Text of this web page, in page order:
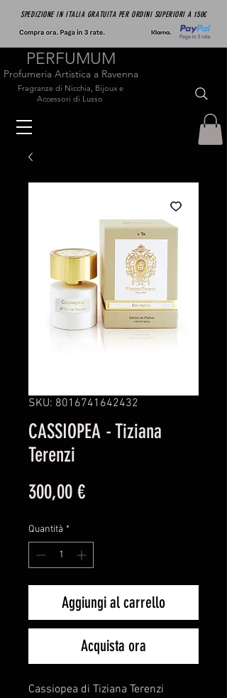
PERFUMUM
Profumeria Artistica a Ravenna
Fragranze di Nicchia, Bijoux e
Accessori di Lusso
SPEDIZIONE IN ITALIA GRATUITA PER ORDINI SUPERIORI A 150€
SKU: 8016741642432
CASSIOPEA - Tiziana
Terenzi
300,00 €Prezzo
Quantità *
Aggiungi al carrello
Acquista ora
Cassiopea di Tiziana Terenzi